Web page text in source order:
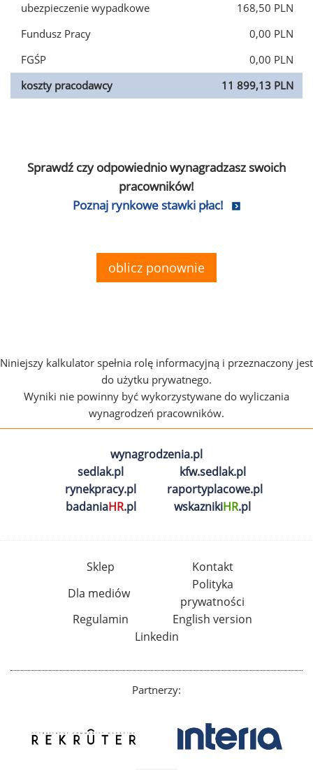
ubezpieczenie wypadkowe
168,50 PLN
Fundusz Pracy
0,00 PLN
FGŚP
0,00 PLN
koszty pracodawcy
11 899,13 PLN
Sprawdź czy odpowiednio wynagradzasz swoich
pracowników!
Poznaj rynkowe stawki płac!
oblicz ponownie
Niniejszy kalkulator spełnia rolę informacyjną i przeznaczony jest
do użytku prywatnego.
Wyniki nie powinny być wykorzystywane do wyliczania
wynagrodzeń pracowników.
wynagrodzenia.pl
sedlak.pl
kfw.sedlak.pl
rynekpracy.pl
raportyplacowe.pl
badaniaHR.pl wskaznikiHR.pl
Sklep
Kontakt
Dla mediów
Polityka
prywatności
Regulamin
English version
Linkedin
Partnerzy: